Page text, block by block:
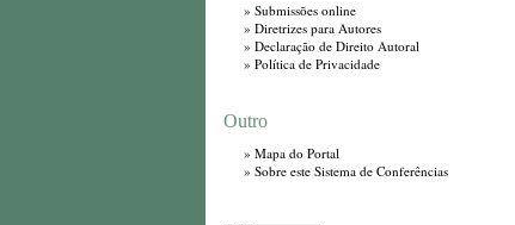
» Submissões online
» Diretrizes para Autores
» Declaração de Direito Autoral
» Política de Privacidade
Outro
» Mapa do Portal
» Sobre este Sistema de Conferências